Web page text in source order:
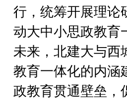
行，统筹开展理论
动大中小思政教育
未来，北建大与西
教育一体化的内涵
政教育贯通壁垒，